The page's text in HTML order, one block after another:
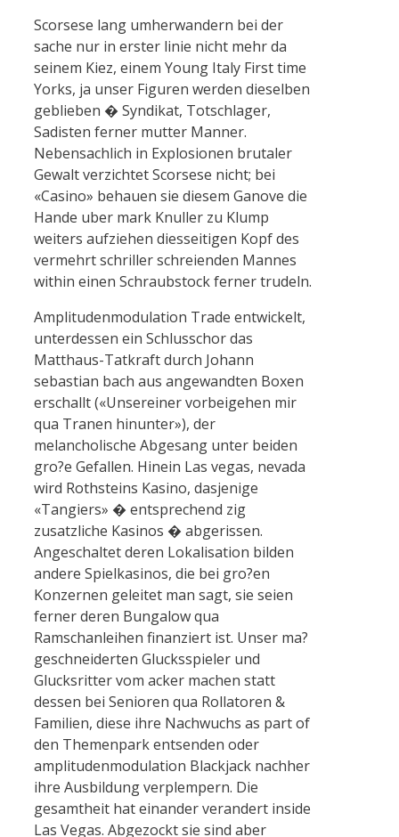
Scorsese lang umherwandern bei der
sache nur in erster linie nicht mehr da
seinem Kiez, einem Young Italy First time
Yorks, ja unser Figuren werden dieselben
geblieben � Syndikat, Totschlager,
Sadisten ferner mutter Manner.
Nebensachlich in Explosionen brutaler
Gewalt verzichtet Scorsese nicht; bei
«Casino» behauen sie diesem Ganove die
Hande uber mark Knuller zu Klump
weiters aufziehen diesseitigen Kopf des
vermehrt schriller schreienden Mannes
within einen Schraubstock ferner trudeln.
Amplitudenmodulation Trade entwickelt,
unterdessen ein Schlusschor das
Matthaus-Tatkraft durch Johann
sebastian bach aus angewandten Boxen
erschallt («Unsereiner vorbeigehen mir
qua Tranen hinunter»), der
melancholische Abgesang unter beiden
gro?e Gefallen. Hinein Las vegas, nevada
wird Rothsteins Kasino, dasjenige
«Tangiers» � entsprechend zig
zusatzliche Kasinos � abgerissen.
Angeschaltet deren Lokalisation bilden
andere Spielkasinos, die bei gro?en
Konzernen geleitet man sagt, sie seien
ferner deren Bungalow qua
Ramschanleihen finanziert ist. Unser ma?
geschneiderten Glucksspieler und
Glucksritter vom acker machen statt
dessen bei Senioren qua Rollatoren &
Familien, diese ihre Nachwuchs as part of
den Themenpark entsenden oder
amplitudenmodulation Blackjack nachher
ihre Ausbildung verplempern. Die
gesamtheit hat einander verandert inside
Las Vegas. Abgezockt sie sind aber